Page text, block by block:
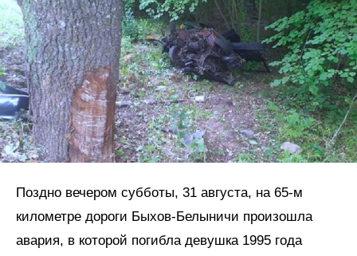
Поздно вечером субботы, 31 августа, на 65-м
километре дороги Быхов-Белыничи произошла
авария, в которой погибла девушка 1995 года